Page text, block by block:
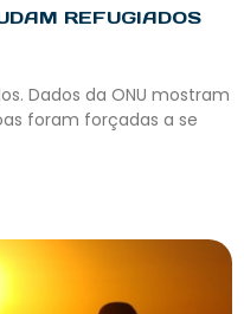
REFUGIADOS
Dados da ONU mostram
foram forçadas a se